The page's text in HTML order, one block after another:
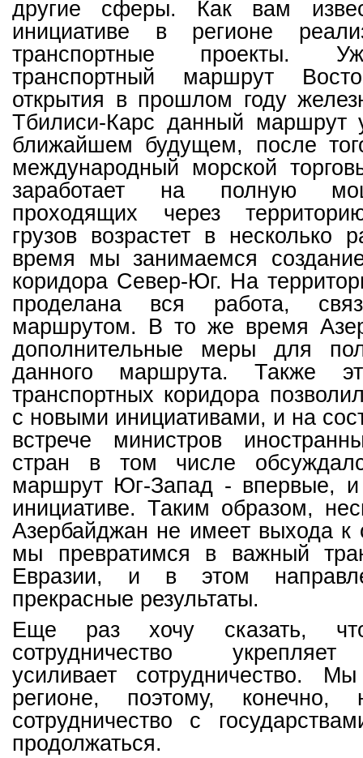
другие сферы. Как вам
инициативе в регионе
транспортные проекты.
транспортный маршрут
открытия в прошлом году
Тбилиси-Карс данный маршрут
ближайшем будущем, после
международный морской
заработает на полную
проходящих через
грузов возрастет в несколько
время мы занимаемся
коридора Север-Юг. На
проделана вся работа,
маршрутом. В то же время
дополнительные меры для
данного маршрута. Также
транспортных коридора
с новыми инициативами, и на
встрече министров
стран в том числе
маршрут Юг-Запад - впервые,
инициативе. Таким образом,
Азербайджан не имеет выхода
мы превратимся в важный
Евразии, и в этом
прекрасные результаты.
Еще раз хочу сказать, что
сотрудничество укрепляет
усиливает сотрудничество.
регионе, поэтому, конечно,
сотрудничество с
продолжаться.